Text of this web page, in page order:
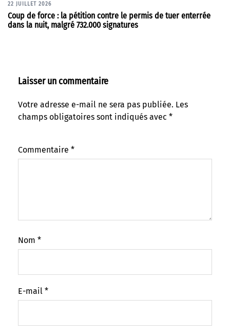
22 JUILLET 2026
Coup de force : la pétition contre le permis de tuer enterrée
dans la nuit, malgré 732.000 signatures
Laisser un commentaire
Votre adresse e-mail ne sera pas publiée. Les
champs obligatoires sont indiqués avec *
Commentaire *
Nom *
E-mail *